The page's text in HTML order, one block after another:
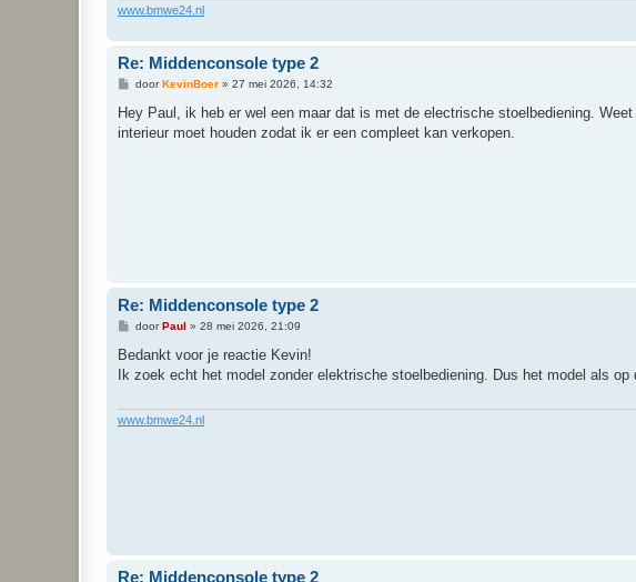
www.bmwe24.nl
Re: Middenconsole type 2
B
r
c
doorKevinBoer» 27 mei 2026, 14:32
Hey Paul, ik heb er wel een maar dat is met de electrische stoelbediening.
interieur moet houden zodat ik er een compleet kan verkopen.
Re: Middenconsole type 2
B
r
c
doorPaul » 28 mei 2026, 21:09
Bedankt voor je reactie Kevin!
Ik zoek echt het model zonder elektrische stoelbediening. Dus het model als
www.bmwe24.nl
Re: Middenconsole type 2